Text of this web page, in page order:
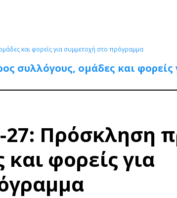
και φορείς για συμμετοχή στο πρόγραμμα
συλλόγους, ομάδες και
Πρόσκληση
φορείς για